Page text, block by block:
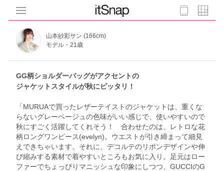
山本紗彩サン (166cm)
モデル・21歳
GG柄ショルダーバッグがアクセントの
ジャケットスタイルが秋にピッタリ！
「MURUAで買ったレザーテイストのジャケットは、重くな
らないグレーベージュの色味がいい感じで、使いやすいので
秋にすごく活躍してくれそう！ 合わせたのは、レトロな花
柄ロングワンピース(evelyn)。ウエストが引き締まって細見
えできちゃいます。それに、デコルテのリボンデザインや伸
び縮みする素材で着やすいところもお気に入り。足元はロー
ファーでちょっぴりマニッシュな印象にしつつ、GUCCIのG